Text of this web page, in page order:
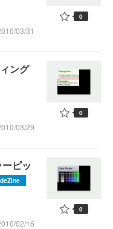
03/31
0
ング
03/29
0
ピッ
02/16
0